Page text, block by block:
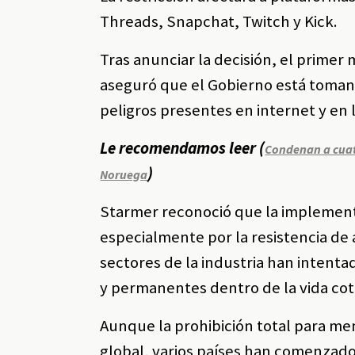
Threads, Snapchat, Twitch y Kick.
Tras anunciar la decisión, el
aseguró que el Gobierno está
peligros presentes en internet y en
Le recomendamos leer (Condenan a
Noruega)
Starmer reconoció que la
especialmente por la resistencia
sectores de la industria han
y permanentes dentro de la vida
Aunque la prohibición total para